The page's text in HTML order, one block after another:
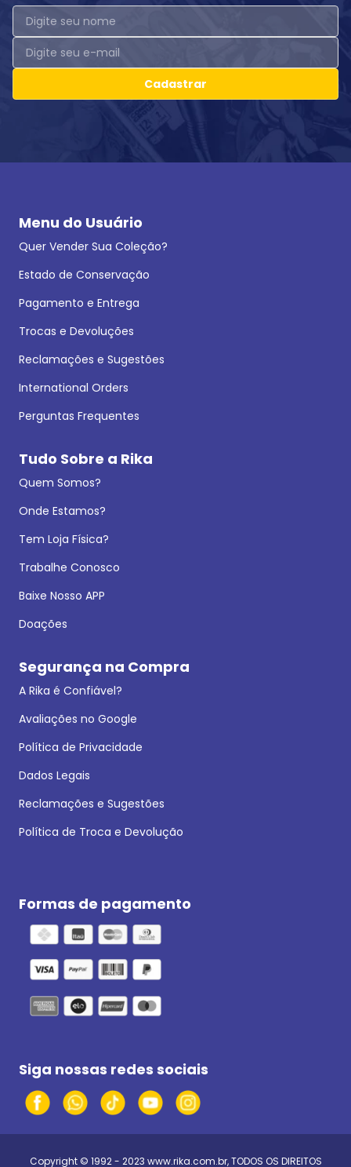
Cadastrar
Menu do Usuário
Quer Vender Sua Coleção?
Estado de Conservação
Pagamento e Entrega
Trocas e Devoluções
Reclamações e Sugestões
International Orders
Perguntas Frequentes
Tudo Sobre a Rika
Quem Somos?
Onde Estamos?
Tem Loja Física?
Trabalhe Conosco
Baixe Nosso APP
Doações
Segurança na Compra
A Rika é Confiável?
Avaliações no Google
Política de Privacidade
Dados Legais
Reclamações e Sugestões
Política de Troca e Devolução
Formas de pagamento
Siga nossas redes sociais
Copyright © 1992 - 2023 www.rika.com.br, TODOS OS DIREITOS